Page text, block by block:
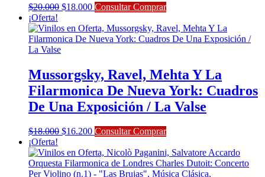
$20.000 El
original
era:
$18.000El
actual
es:
Consultar Comprar
¡Oferta!
Mussorgsky, Ravel, Mehta Y La
Filarmonica De Nueva York: Cuadros
De Una Exposición / La Valse
$18.000 El
original
era:
$18.000.
$16.200El
actual
es:
$16.200.
Consultar Comprar
¡Oferta!